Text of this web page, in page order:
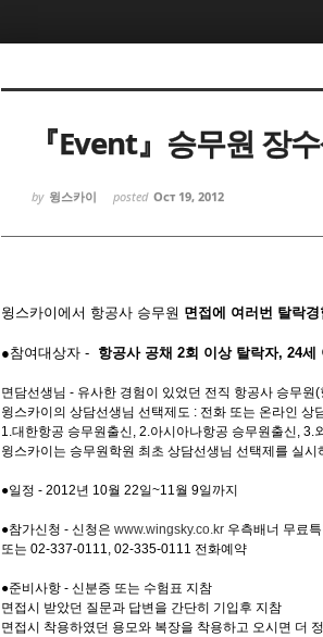
『Event』승무원 장
by 윙스카이 posted Oct 19, 2012
윙스카이에서 항공사 승무원 면접에 여러번 탈락
●참여대상자 - 항공사 공채 2회 이상 탈락자, 24세
면담선생님 - 유사한 경험이 있었던 전직 항공사 승무원
윙스카이의 상담선생님 선택제도 : 전화 또는 온라인
1.대한항공 승무원출신, 2.아시아나항공 승무원출신, 3.
윙스카이는 승무원학원 최초 상담선생님 선택제를 실
●일정 - 2012년 10월 22일~11월 9일까지
●참가신청 - 신청은 www.wingsky.co.kr 우측배너 무료
또는 02-337-0111, 02-335-0111 전화예약
●준비사항 - 신분증 또는 수험표 지참
면접시 받았던 질문과 답변을 간단히 기입후 지참
면접시 착용하였던 용모와 복장을 착용하고 오시면 더
Sketchbook5, 스케치북5
Sketchbook5, 스케치북5